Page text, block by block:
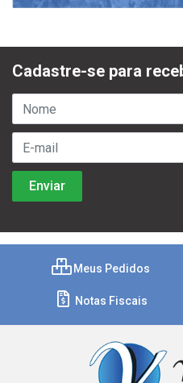
Cadastre-se para
Meus Pedidos
Notas Fiscais